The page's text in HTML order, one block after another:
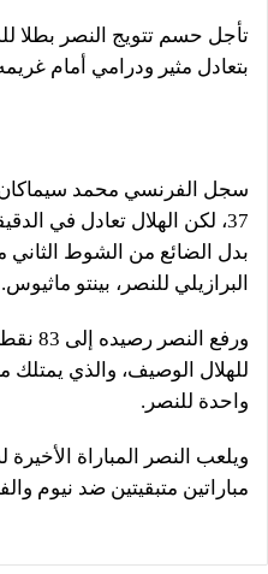
تأجل حسم تتويج النصر بطلا
بتعادل مثير ودرامي أمام غريمه
سجل الفرنسي محمد
37، لكن الهلال تعادل في
بدل الضائع من الشوط
البرازيلي للنصر، بينتو ماثيوس.
للهلال الوصيف، والذي يمتلك
واحدة للنصر.
ويلعب النصر المباراة
مباراتين متبقيتين ضد نيوم